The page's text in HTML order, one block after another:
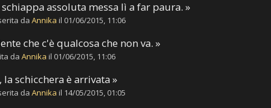
assoluta messa lì a far paura. »
da Annika il 01/06/2015, 11:06
che c'è qualcosa che non va. »
da Annika il 01/06/2015, 11:06
la schicchera è arrivata »
da Annika il 14/05/2015, 01:05